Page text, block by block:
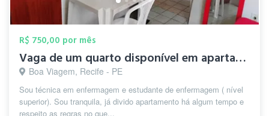
R$ 750,00 por mês
Vaga de um quarto disponível em apartame...
Boa Viagem, Recife - PE
Sou técnica em enfermagem e estudante de enfermagem ( nível
superior). Sou tranquila, já divido apartamento há algum tempo e
respeito as regras no que...